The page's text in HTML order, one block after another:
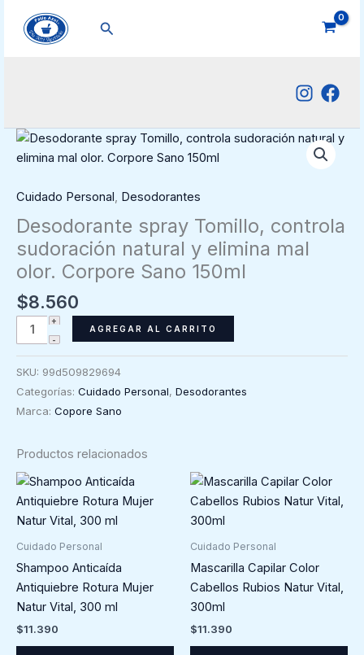
contenido
Buscar
Cuidado Personal, Desodorantes
Desodorante spray Tomillo, controla
sudoración natural y elimina mal
olor. Corpore Sano 150ml
$8.560
Desodorante
spray
sudoración
elimina
mal
olor.
Corpore
Sano
cantidad
AGREGAR AL CARRITO
SKU: 99d509829694
Categorías: Cuidado Personal, Desodorantes
Marca: Copore Sano
Productos relacionados
Cuidado Personal
Shampoo Anticaída
Antiquiebre Rotura Mujer
Natur Vital, 300 ml
$11.390
Cuidado Personal
Mascarilla Capilar Color
Cabellos Rubios Natur Vital,
300ml
$11.390